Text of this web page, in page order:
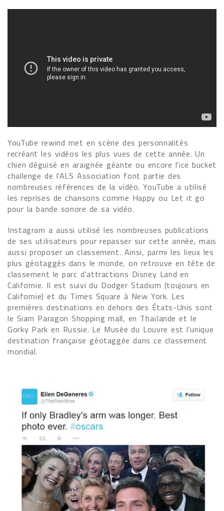
YouTube rewind met en scène des personnalités
recréant les vidéos les plus vues de cette année. Un
chien déguisé en araignée géante ou encore l'ice bucket
challenge de l'ALS Association font partie des
nombreuses références de la vidéo. YouTube a utilisé
les reprises de chansons comme Happy ou Let it go
pour la bande sonore de sa vidéo.
Instagram a aussi utilisé les nombreuses publications
de ses utilisateurs pour repasser sur cette année, mais
aussi proposer un classement. Ainsi, parmi les lieux les
plus géotaggés dans le monde, on retrouve en tête de
classement le parc d'attractions Disney Land en
Californie. Il est suivi du Dodger Stadium (toujours en
Californie) et du Times Square à New York. Les
premières destinations en dehors des États-Unis sont
le Siam Paragon Shopping mall, en Thaïlande et le
Gorky Park en Russie. Le Musée du Louvre est l'unique
destination française géotaggée dans ce classement
mondial.